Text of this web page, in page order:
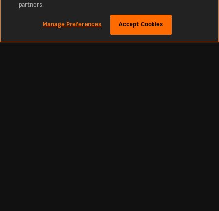
partners.
Manage Preferences Accept Cookies